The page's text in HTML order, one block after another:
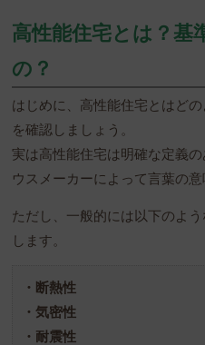
高性能住宅とは？基
の？
はじめに、高性能住宅とはど
を確認しましょう。
実は高性能住宅は明確な定義
ウスメーカーによって言葉の意
ただし、一般的には以下のよ
します。
・断熱性
・気密性
・耐震性